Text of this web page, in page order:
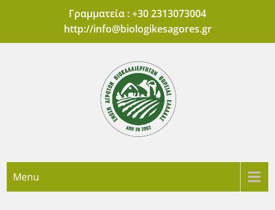
content
Γραμματεία : +30 2313073004
http://info@biologikesagores.gr
'Ενωση Αγροτών
Βιοκαλλιεργητών
Menu